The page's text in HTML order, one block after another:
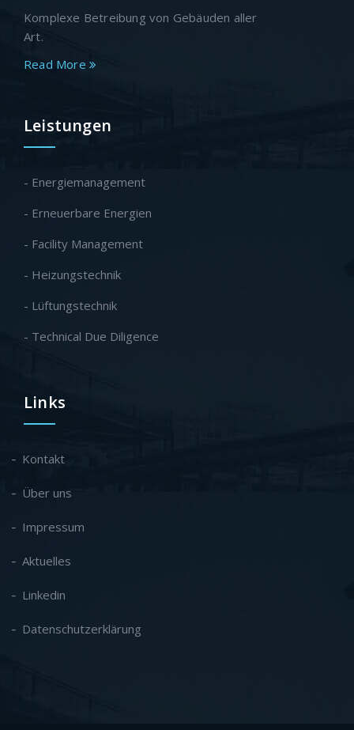
Komplexe Betreibung von Gebäuden aller
Art.
Read More
Leistungen
- Energiemanagement
- Erneuerbare Energien
- Facility Management
- Heizungstechnik
- Lüftungstechnik
- Technical Due Diligence
Links
Kontakt
Über uns
Impressum
Aktuelles
Linkedin
Datenschutzerklärung